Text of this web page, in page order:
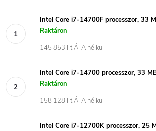
Intel Core i7-14700F processzor, 33
Raktáron
145 853 Ft ÁFA nélkül
Intel Core i7-14700 processzor, 33
Raktáron
158 128 Ft ÁFA nélkül
Intel Core i7-12700K processzor, 25